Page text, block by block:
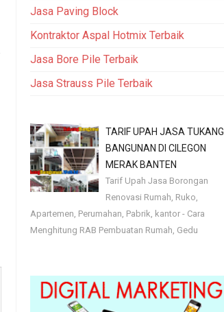
Jasa Paving Block
Kontraktor Aspal Hotmix Terbaik
Jasa Bore Pile Terbaik
Jasa Strauss Pile Terbaik
TARIF UPAH JASA TUKANG
BANGUNAN DI CILEGON
MERAK BANTEN
Tarif Upah Jasa Borongan
Renovasi Rumah, Ruko,
Apartemen, Perumahan, Pabrik, kantor - Cara
Menghitung RAB Pembuatan Rumah, Gedu